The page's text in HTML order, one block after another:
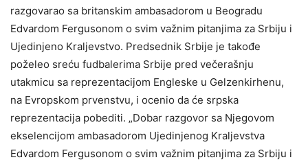
razgovarao sa britanskim ambasadorom u Beogradu
Edvardom Fergusonom o svim važnim pitanjima za Srbiju i
Ujedinjeno Kraljevstvo. Predsednik Srbije je takođe
poželeo sreću fudbalerima Srbije pred večerašnju
utakmicu sa reprezentacijom Engleske u Gelzenkirhenu,
na Evropskom prvenstvu, i ocenio da će srpska
reprezentacija pobediti. „Dobar razgovor sa Njegovom
ekselencijom ambasadorom Ujedinjenog Kraljevstva
Edvardom Fergusonom o svim važnim pitanjima za Srbiju i